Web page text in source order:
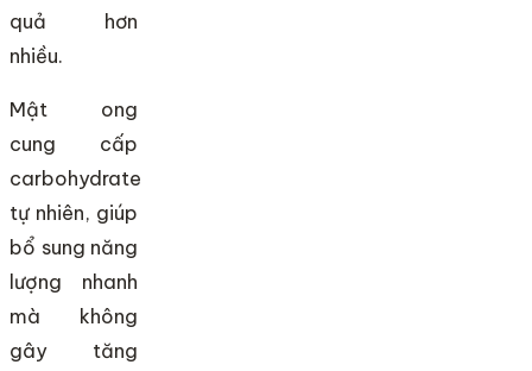
quả hơn
nhiều.
Mật ong
cung cấp
carbohydrate
tự nhiên, giúp
bổ sung năng
lượng nhanh
mà không
gây tăng